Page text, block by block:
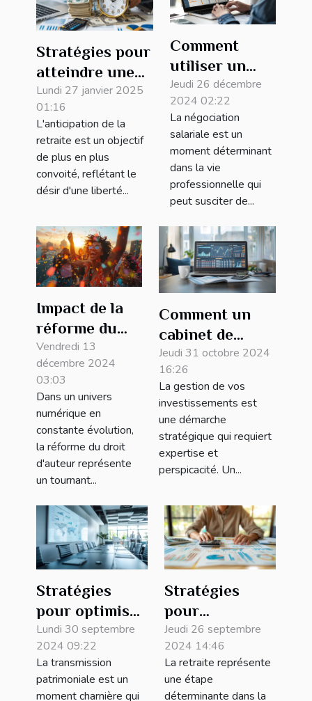
Stratégies pour
atteindre une
retraite
anticipée grâce
aux
investissements
Lundi 27 janvier 2025
01:16
L'anticipation de la
retraite est un objectif
de plus en plus
convoité, reflétant le
désir d'une liberté...
Comment
utiliser un
simulateur de
salaire pour
optimiser vos
négociations
salariales
Jeudi 26 décembre
2024 02:22
La négociation
salariale est un
moment déterminant
dans la vie
professionnelle qui
peut susciter de...
Impact de la
réforme du
droit d'auteur
sur les
créateurs de
contenu
Vendredi 13
décembre 2024
03:03
Dans un univers
numérique en
constante évolution,
la réforme du droit
d'auteur représente
un tournant...
Comment un
cabinet de
gestion de
patrimoine peut
optimiser vos
investissements
Jeudi 31 octobre 2024
16:26
La gestion de vos
investissements est
une démarche
stratégique qui requiert
expertise et
perspicacité. Un...
Stratégies
pour optimiser
la succession
et minimiser
les risques
financiers
Lundi 30 septembre
2024 09:22
La transmission
patrimoniale est un
moment charnière qui
Stratégies
pour
maximiser sa
pension de
retraite grâce
à la surcote
Jeudi 26 septembre
2024 14:46
La retraite représente
une étape
déterminante dans la